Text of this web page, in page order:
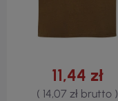
11,44 zł
( 14,07 zł brutto )